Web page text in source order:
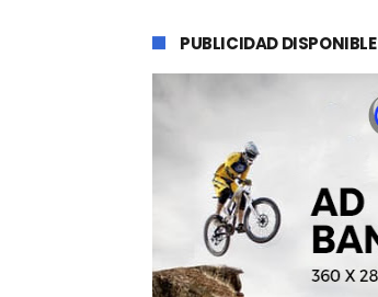
PUBLICIDAD DISPONIBLE